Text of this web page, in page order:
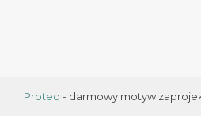
Proteo - darmowy motyw